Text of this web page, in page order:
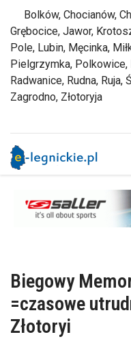
Bolków, Chocianów,
Grębocice, Jawor,
Pole, Lubin, Męcinka,
Pielgrzymka,
Radwanice, Rudna,
Zagrodno, Złotoryja
Biegowy
=czasowe
Złotoryi